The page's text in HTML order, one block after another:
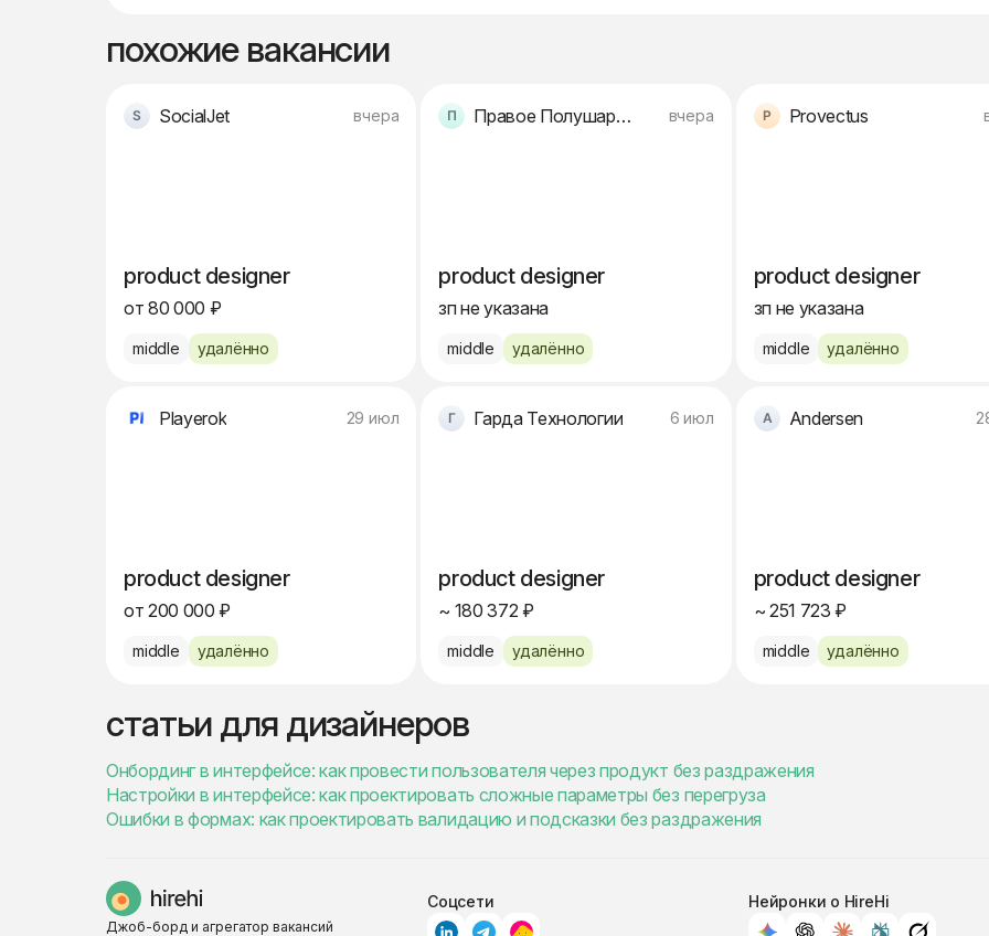
похожие вакансии
SocialJet вчера
product designer
от 80 000 ₽
middle удалённо
Правое Полушарие Интроверта вчера
product designer
зп не указана
middle удалённо
Provectus
product designer
зп не указана
middle удалённо
Playerok 29 июл
product designer
от 200 000 ₽
middle удалённо
Гарда Технологии 6 июл
product designer
~ 180 372 ₽
middle удалённо
Andersen
product designer
~ 251 723 ₽
middle удалённо
статьи для дизайнеров
Онбординг в интерфейсе: как провести пользователя через продукт без раздражения
Настройки в интерфейсе: как проектировать сложные параметры без перегруза
Ошибки в формах: как проектировать валидацию и подсказки без раздражения
Джоб-борд и агрегатор вакансий
Соцсети Нейронки о HireHi